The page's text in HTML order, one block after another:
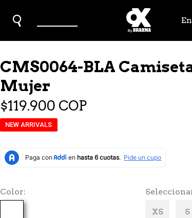
CMS0064-BLA
Mujer
$119.900 COP
NEW ARRIVALS
Color
XS S